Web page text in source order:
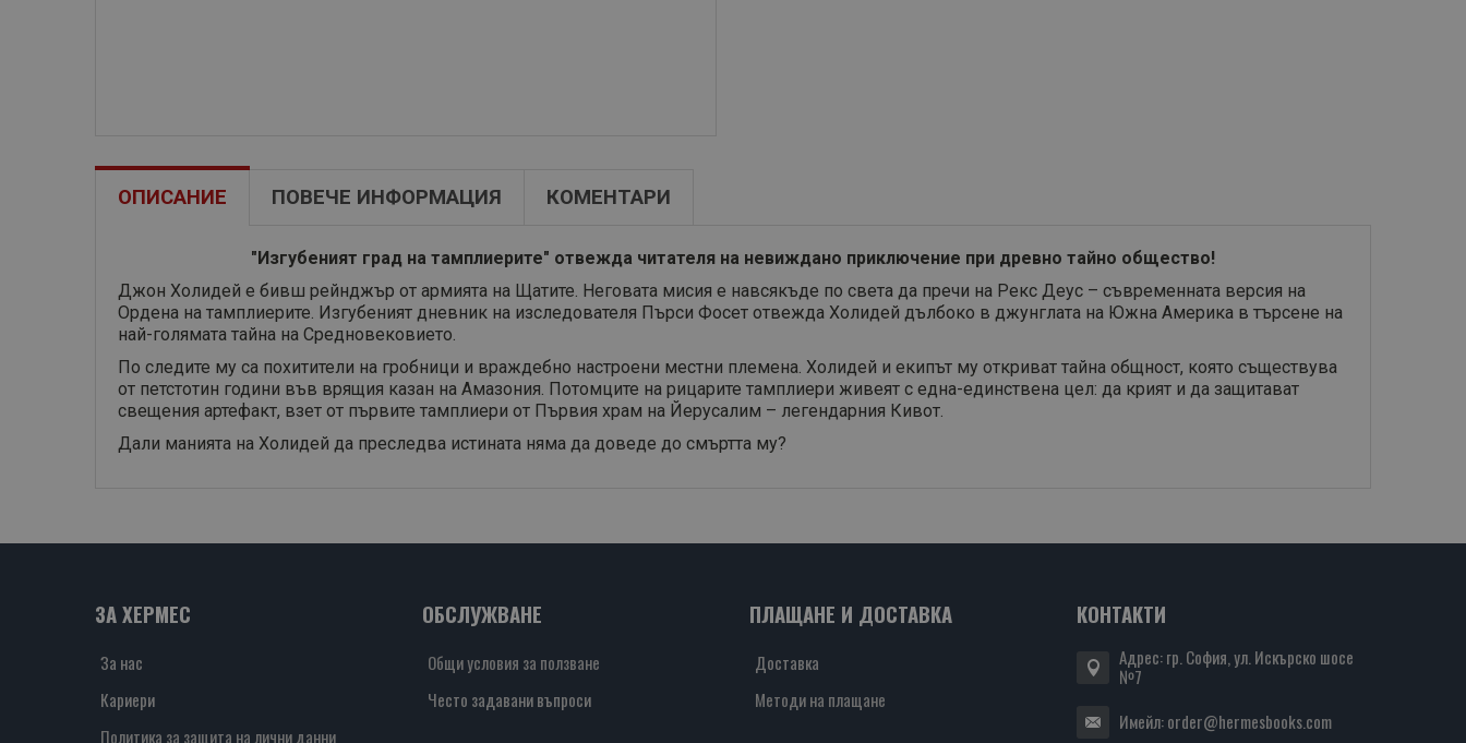
ОПИСАНИЕ ПОВЕЧЕ ИНФОРМАЦИЯ КОМЕНТАРИ
"Изгубеният град на тамплиерите" отвежда читателя на невиждано приключение при древно тайно общество!
Джон Холидей е бивш рейнджър от армията на Щатите. Неговата мисия е навсякъде по света да пречи на Рекс Деус – съвременната версия на
Ордена на тамплиерите. Изгубеният дневник на изследователя Пърси Фосет отвежда Холидей дълбоко в джунглата на Южна Америка в търсене на
най-голямата тайна на Средновековието.
По следите му са похитители на гробници и враждебно настроени местни племена. Холидей и екипът му откриват тайна общност, която съществува
от петстотин години във врящия казан на Амазония. Потомците на рицарите тамплиери живеят с една-единствена цел: да крият и да защитават
свещения артефакт, взет от първите тамплиери от Първия храм на Йерусалим – легендарния Кивот.
Дали манията на Холидей да преследва истината няма да доведе до смъртта му?
ЗА ХЕРМЕС
За нас
Кариери
Политика за защита на лични данни
ОБСЛУЖВАНЕ
Общи условия за ползване
Често задавани въпроси
ПЛАЩАНЕ И ДОСТАВКА
Доставка
Методи на плащане
КОНТАКТИ
Адрес: гр. София, ул. Искърско шосе
№7
Имейл:order@hermesbooks.com